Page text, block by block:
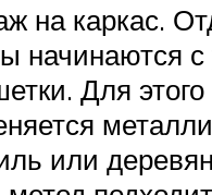
на каркас.
начинаются с
Для этого
или